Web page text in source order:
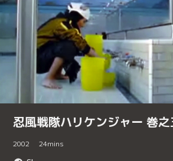
忍風戦隊ハリケンジャー 巻之
2002 24mins